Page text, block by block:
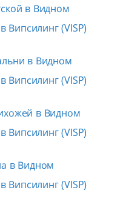
в Видном
Випсилинг (VISP)
в Видном
Випсилинг (VISP)
в Видном
Випсилинг (VISP)
в Видном
Випсилинг (VISP)